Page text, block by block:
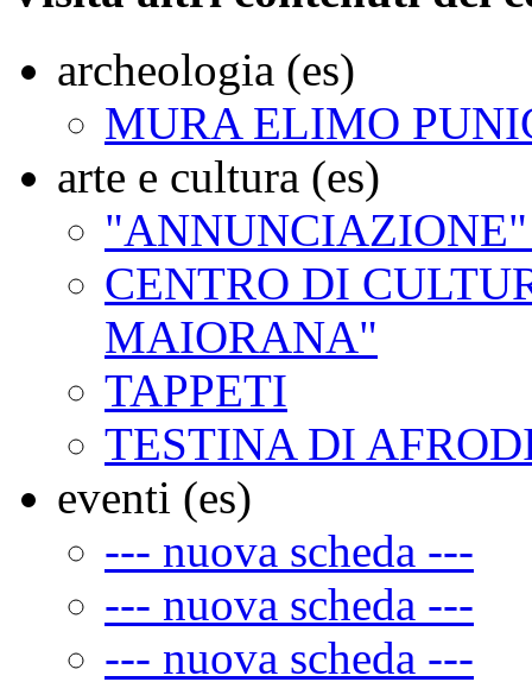
archeologia (es)
MURA ELIMO
arte e cultura (es)
CENTRO DI
MAIORANA"
TAPPETI
TESTINA DI
eventi (es)
--- nuova scheda ---
--- nuova scheda ---
--- nuova scheda ---